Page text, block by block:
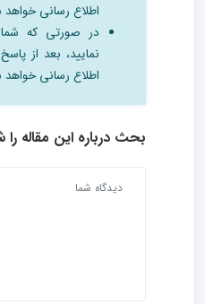
اطلاع رسانی
در صورتی که
نمایید، بعد از
اطلاع رسانی
بحث درباره این مقاله را